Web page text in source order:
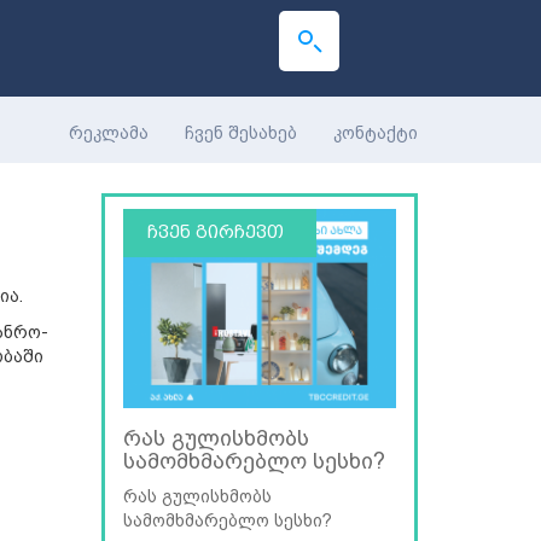
რეკლამა ჩვენ შესახებ კონტაქტი
ჩვენ გირჩევთ
რას გულისხმობს
სამომხმარებლო სესხი?
რას გულისხმობს
სამომხმარებლო სესხი?